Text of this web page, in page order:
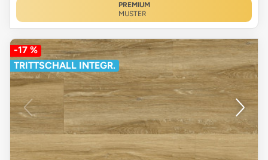
PREMIUM
MUSTER
-17 %
TRITTSCHALL INTEGR.